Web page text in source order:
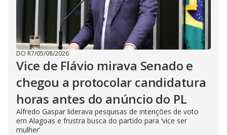
DO R7/05/08/2026
Vice de Flávio mirava Senado e
chegou a protocolar candidatura
horas antes do anúncio do PL
Alfredo Gaspar liderava pesquisas de intenções de voto
em Alagoas e frustra busca do partido para ‘vice ser
mulher’